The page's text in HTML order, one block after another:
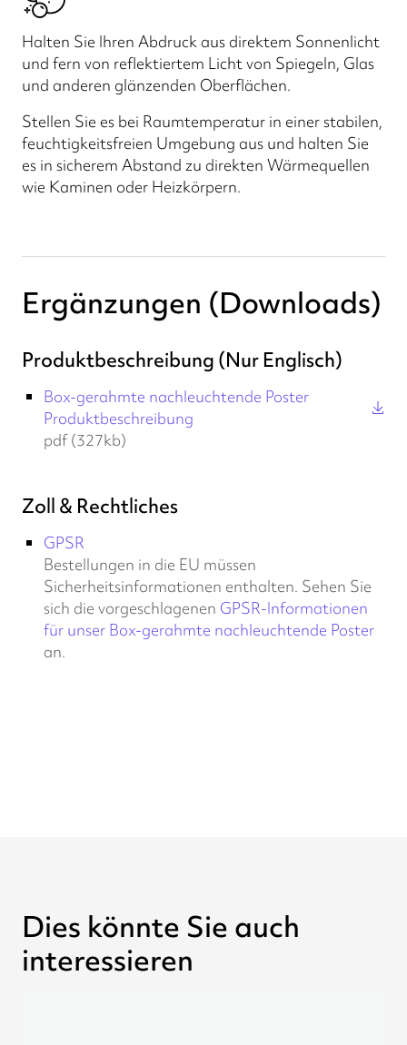
Halten Sie Ihren Abdruck aus direktem Sonnenlicht
und fern von reflektiertem Licht von Spiegeln, Glas
und anderen glänzenden Oberflächen.
Stellen Sie es bei Raumtemperatur in einer stabilen,
feuchtigkeitsfreien Umgebung aus und halten Sie
es in sicherem Abstand zu direkten Wärmequellen
wie Kaminen oder Heizkörpern.
Ergänzungen (Downloads)
Produktbeschreibung (Nur Englisch)
Box-gerahmte nachleuchtende Poster
Produktbeschreibung
pdf (327kb)
Zoll & Rechtliches
GPSR
Bestellungen in die EU müssen
Sicherheitsinformationen enthalten. Sehen Sie
sich die vorgeschlagenen GPSR-Informationen
für unser Box-gerahmte nachleuchtende Poster
an.
Dies könnte Sie auch
interessieren